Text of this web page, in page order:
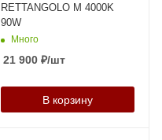
RETTANGOLO M 4000K
90W
Много
21 900₽/шт
В корзину